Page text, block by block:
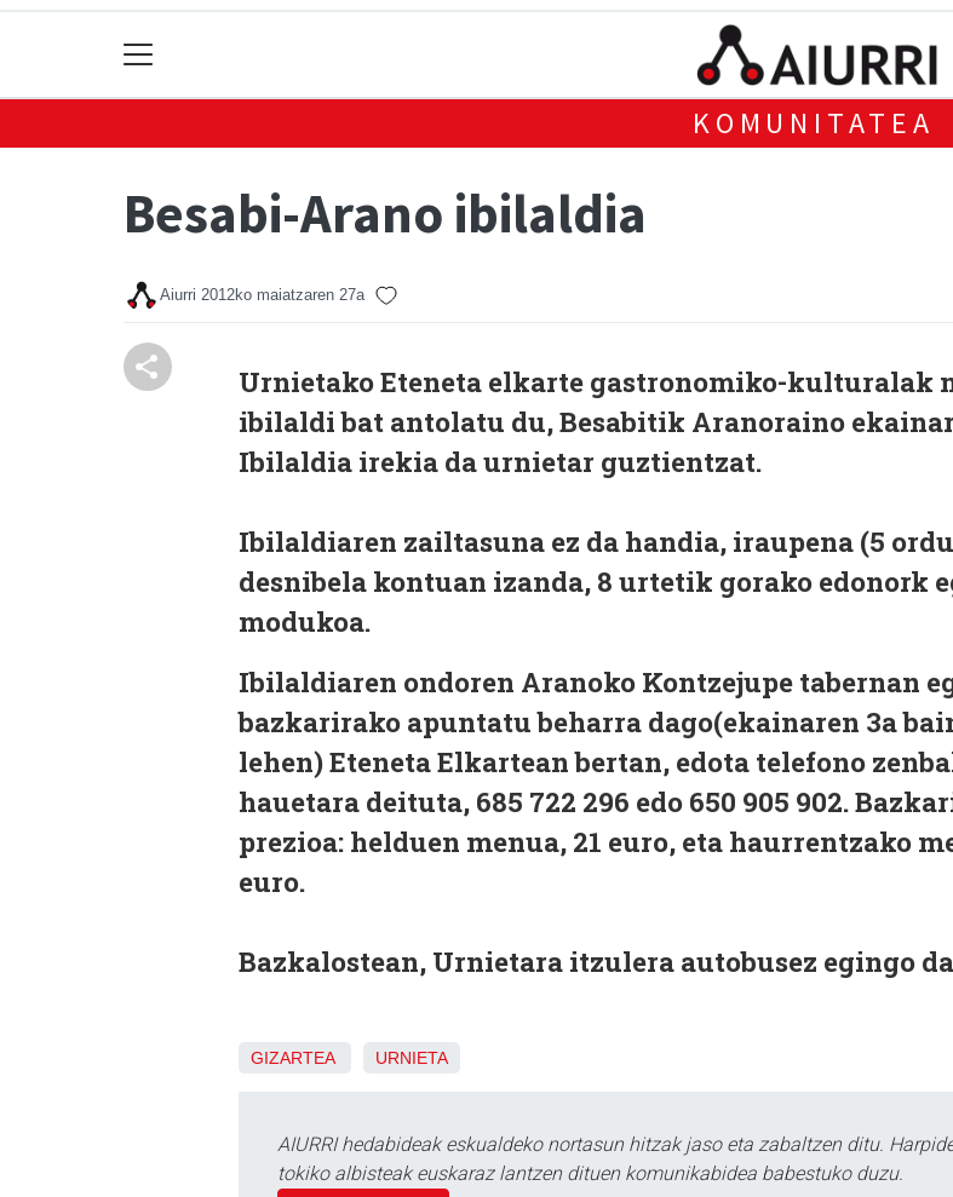
KOMUNITATEA
Besabi-Arano ibilaldia
Aiurri 2012ko maiatzaren 27a
Urnietako Eteneta elkarte gastronomiko-kulturalak
ibilaldi bat antolatu du, Besabitik Aranoraino
Ibilaldia irekia da urnietar guztientzat.
Ibilaldiaren zailtasuna ez da handia, iraupena (5
desnibela kontuan izanda, 8 urtetik gorako edonork
modukoa.
Ibilaldiaren ondoren Aranoko Kontzejupe tabernan
bazkarirako apuntatu beharra dago(ekainaren 3a
lehen) Eteneta Elkartean bertan, edota telefono
hauetara deituta, 685 722 296 edo 650 905 902.
prezioa: helduen menua, 21 euro, eta haurrentzako
euro.
Bazkalostean, Urnietara itzulera autobusez egingo
GIZARTEA URNIETA
AIURRI hedabideak eskualdeko nortasun hitzak jaso eta zabaltzen ditu.
tokiko albisteak euskaraz lantzen dituen komunikabidea babestuko duzu.